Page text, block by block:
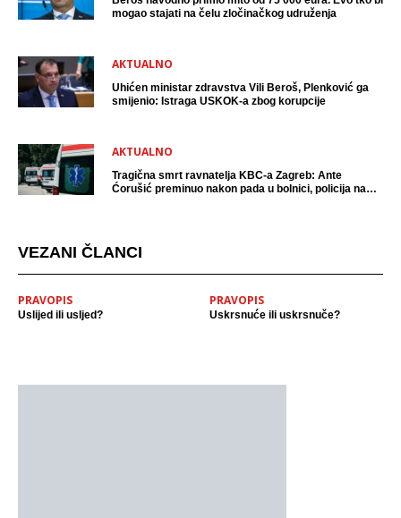
mogao stajati na čelu zločinačkog udruženja
AKTUALNO
Uhićen ministar zdravstva Vili Beroš, Plenković ga
smijenio: Istraga USKOK-a zbog korupcije
AKTUALNO
Tragična smrt ravnatelja KBC-a Zagreb: Ante
Ćorušić preminuo nakon pada u bolnici, policija na
VEZANI ČLANCI
PRAVOPIS
Uslijed ili usljed?
PRAVOPIS
Uskrsnuće ili uskrsnuče?